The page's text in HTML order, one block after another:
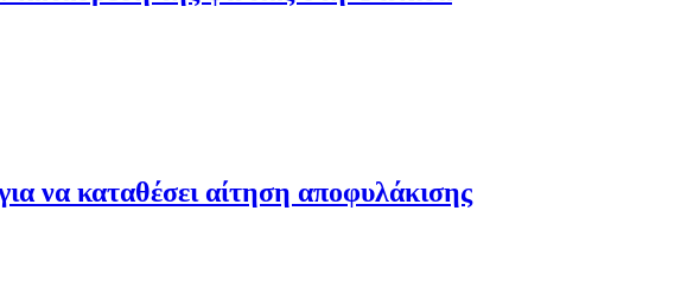
να καταθέσει αίτηση αποφυλάκισης